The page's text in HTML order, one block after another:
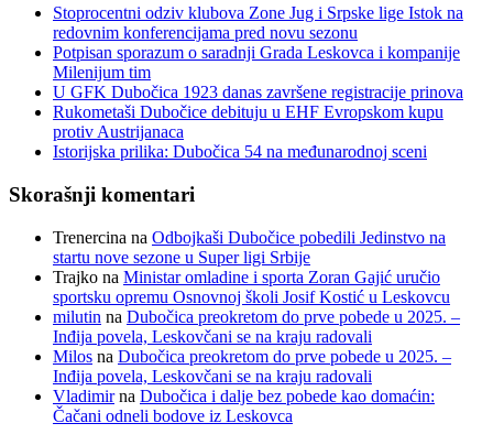
Stoprocentni odziv klubova Zone Jug i Srpske lige Istok na
redovnim konferencijama pred novu sezonu
Potpisan sporazum o saradnji Grada Leskovca i kompanije
Milenijum tim
U GFK Dubočica 1923 danas završene registracije prinova
Rukometaši Dubočice debituju u EHF Evropskom kupu
protiv Austrijanaca
Istorijska prilika: Dubočica 54 na međunarodnoj sceni
Skorašnji komentari
Trenercina na Odbojkaši Dubočice pobedili Jedinstvo na
startu nove sezone u Super ligi Srbije
Trajko na Ministar omladine i sporta Zoran Gajić uručio
sportsku opremu Osnovnoj školi Josif Kostić u Leskovcu
milutin na Dubočica preokretom do prve pobede u 2025. –
Inđija povela, Leskovčani se na kraju radovali
Milos na Dubočica preokretom do prve pobede u 2025. –
Inđija povela, Leskovčani se na kraju radovali
Vladimirna Dubočica i dalje bez pobede kao domaćin:
Čačani odneli bodove iz Leskovca